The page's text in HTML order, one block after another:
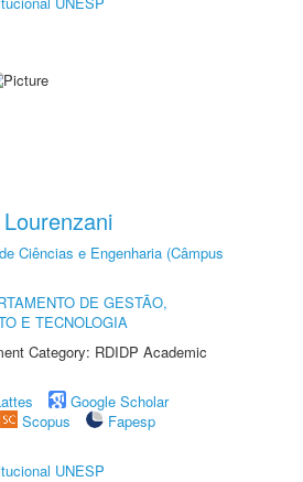
Ciências e Engenharia (Câmpus
DE GESTÃO,
E TECNOLOGIA
Category: RDIDP Academic
Google Scholar
Scopus
Fapesp
UNESP